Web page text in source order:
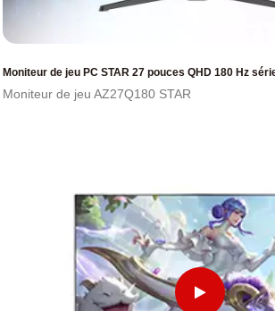
Moniteur de jeu PC STAR 27 pouces QHD 180 Hz
Moniteur de jeu AZ27Q180 STAR